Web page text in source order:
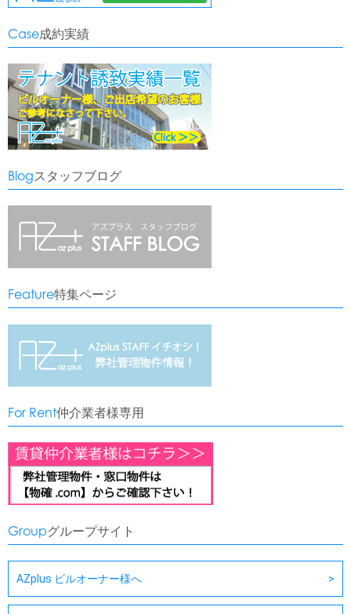
Case成約実績
Blogスタッフブログ
Feature特集ページ
For Rent仲介業者様専用
Groupグループサイト
AZplus ビルオーナー様へ